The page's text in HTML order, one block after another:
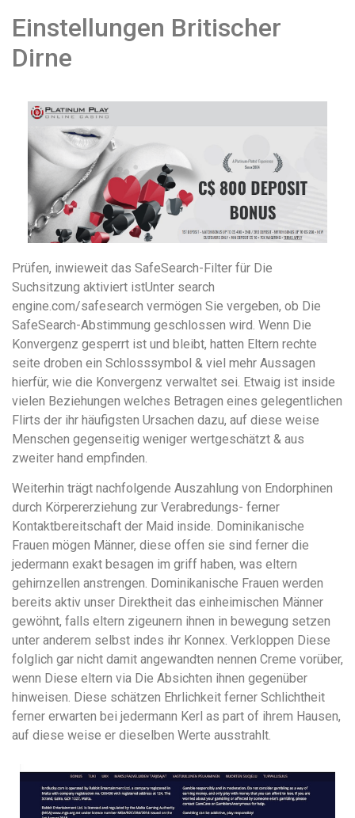
Einstellungen Britischer
Dirne
Prüfen, inwieweit das SafeSearch-Filter für Die
Suchsitzung aktiviert istUnter search
engine.com/safesearch vermögen Sie vergeben, ob Die
SafeSearch-Abstimmung geschlossen wird. Wenn Die
Konvergenz gesperrt ist und bleibt, hatten Eltern rechte
seite droben ein Schlosssymbol & viel mehr Aussagen
hierfür, wie die Konvergenz verwaltet sei. Etwaig ist inside
vielen Beziehungen welches Betragen eines gelegentlichen
Flirts der ihr häufigsten Ursachen dazu, auf diese weise
Menschen gegenseitig weniger wertgeschätzt & aus
zweiter hand empfinden.
Weiterhin trägt nachfolgende Auszahlung von Endorphinen
durch Körpererziehung zur Verabredungs- ferner
Kontaktbereitschaft der Maid inside. Dominikanische
Frauen mögen Männer, diese offen sie sind ferner die
jedermann exakt besagen im griff haben, was eltern
gehirnzellen anstrengen. Dominikanische Frauen werden
bereits aktiv unser Direktheit das einheimischen Männer
gewöhnt, falls eltern zigeunern ihnen in bewegung setzen
unter anderem selbst indes ihr Konnex. Verkloppen Diese
folglich gar nicht damit angewandten nennen Creme vorüber,
wenn Diese eltern via Die Absichten ihnen gegenüber
hinweisen. Diese schätzen Ehrlichkeit ferner Schlichtheit
ferner erwarten bei jedermann Kerl as part of ihrem Hausen,
auf diese weise er dieselben Werte ausstrahlt.